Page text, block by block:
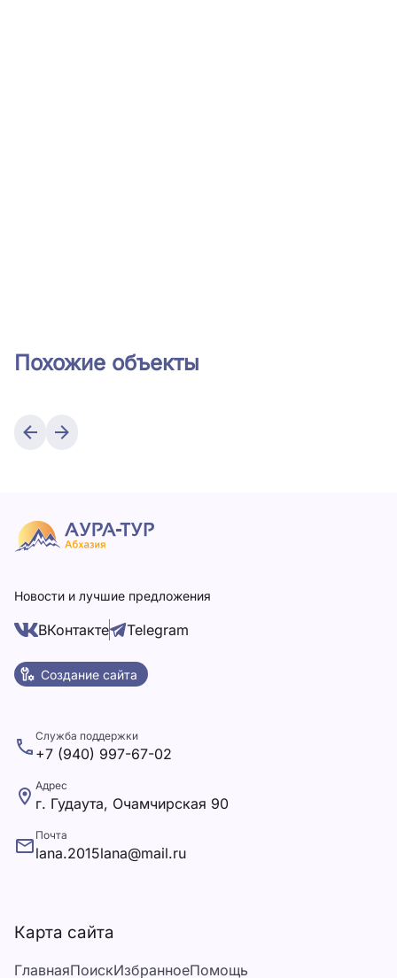
Похожие объекты
Новости и лучшие предложения
ВКонтакте Telegram
Создание сайта
Карта сайта
ГлавнаяПоискИзбранноеПомощь
Служба поддержки
+7 (940) 997-67-02
Адрес
г. Гудаута, Очамчирская 90
Почта
lana.2015lana@mail.ru